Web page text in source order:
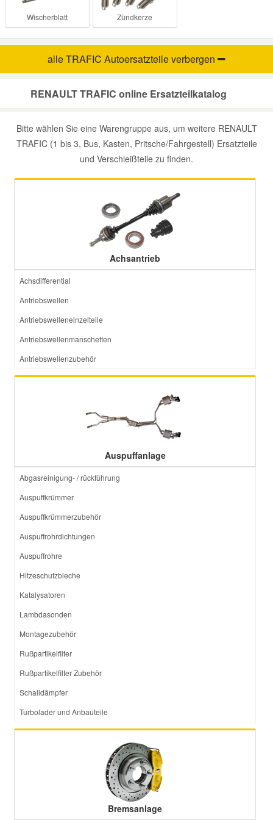
Wischerblatt Zündkerze
alle TRAFIC Autoersatzteileverbergen
RENAULT TRAFIC online Ersatzteilkatalog
Bitte wählen Sie eine Warengruppe aus, um weitere RENAULT
TRAFIC (1 bis 3, Bus, Kasten, Pritsche/Fahrgestell) Ersatzteile
und Verschleißteile zu finden.
Achsantrieb
Achsdifferential
Antriebswellen
Antriebswelleneinzelteile
Antriebswellenmanschetten
Antriebswellenzubehör
Auspuffanlage
Abgasreinigung- / rückführung
Auspuffkrümmer
Auspuffkrümmerzubehör
Auspuffrohrdichtungen
Auspuffrohre
Hitzeschutzbleche
Katalysatoren
Lambdasonden
Montagezubehör
Rußpartikelfilter
Rußpartikelfilter Zubehör
Schalldämpfer
Turbolader und Anbauteile
Bremsanlage